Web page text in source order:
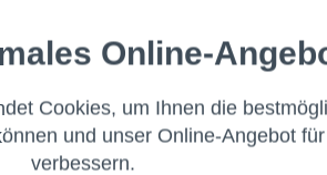
und die Einhaltung gesetzlicher
die Einhaltung der EU-Vorschriften zu
Aktiv
Aktiv
Online-
Cookies, um Ihnen die
und unser Online-Angebot
verbessern.